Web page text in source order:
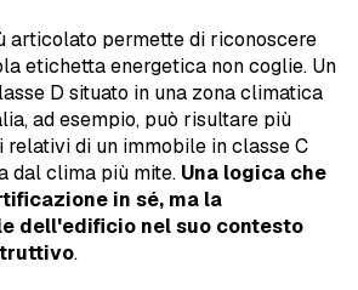
articolato permette di riconoscere
etichetta energetica non coglie. Un
D situato in una zona climatica
ad esempio, può risultare più
relativi di un immobile in classe C
dal clima più mite. Una logica che
in sé, ma la
dell'edificio nel suo contesto
.